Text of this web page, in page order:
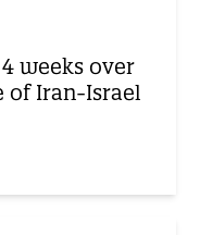
weeks over
of Iran-Israel